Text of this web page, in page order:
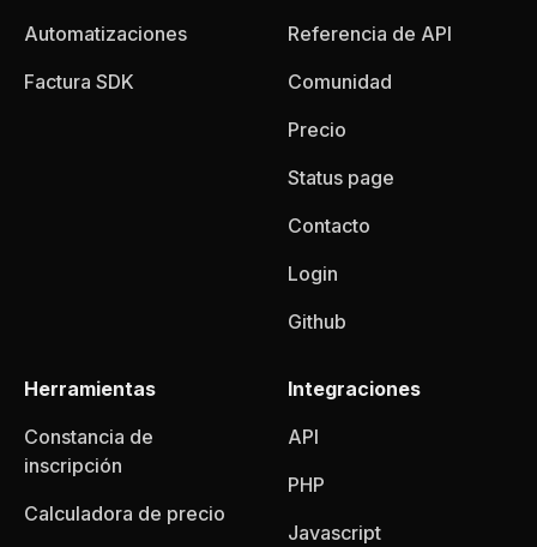
Automatizaciones
Factura SDK
Referencia de API
Comunidad
Precio
Status page
Contacto
Login
Github
Herramientas
Constancia de
inscripción
Calculadora de precio
Integraciones
API
PHP
Javascript